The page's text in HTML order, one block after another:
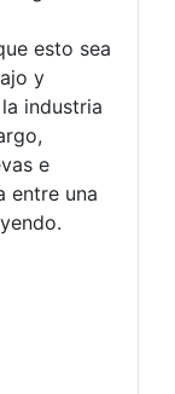
esto sea
y
industria
e
entre una